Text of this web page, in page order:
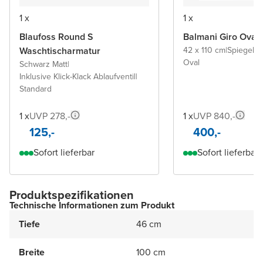
1 x
Blaufoss Round S
Waschtischarmatur
Schwarz Matt|
Inklusive Klick-Klack Ablaufventil|
Standard
1 xUVP 278,-
125,-
Sofort lieferbar
1 x
Balmani Giro Oval
42 x 110 cm|Spiegel
Oval
1 xUVP 840,-
400,-
Sofort lieferbar
Produktspezifikationen
Technische Informationen zum Produkt
Tiefe
46 cm
Breite 100 cm